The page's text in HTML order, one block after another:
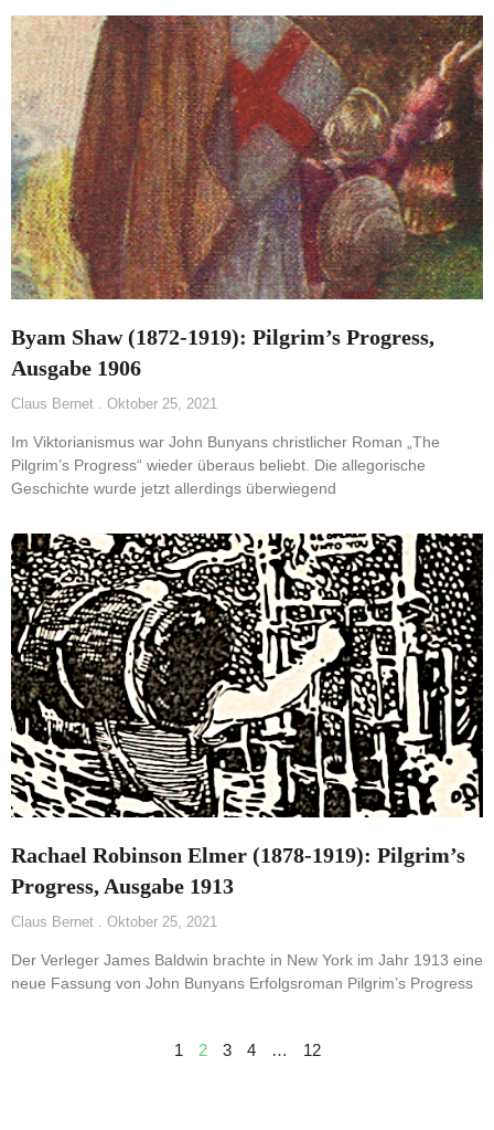
Byam Shaw (1872-1919): Pilgrim’s Progress,
Ausgabe 1906
Claus Bernet Oktober 25, 2021
Im Viktorianismus war John Bunyans christlicher Roman „The
Pilgrim’s Progress“ wieder überaus beliebt. Die allegorische
Geschichte wurde jetzt allerdings überwiegend
Rachael Robinson Elmer (1878-1919): Pilgrim’s
Progress, Ausgabe 1913
Claus Bernet Oktober 25, 2021
Der Verleger James Baldwin brachte in New York im Jahr 1913 eine
neue Fassung von John Bunyans Erfolgsroman Pilgrim’s Progress
1 2 3 4 … 12